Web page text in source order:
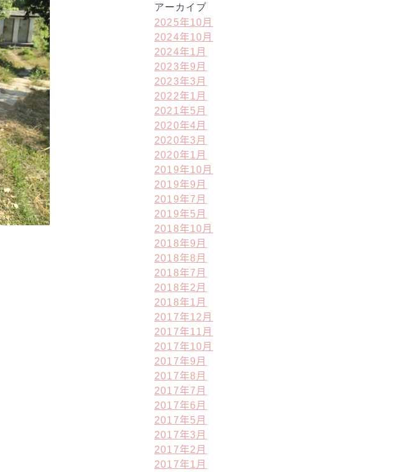
アーカイブ
2025年10月
2024年10月
2024年1月
2023年9月
2023年3月
2022年1月
2021年5月
2020年4月
2020年3月
2020年1月
2019年10月
2019年9月
2019年7月
2019年5月
2018年10月
2018年9月
2018年8月
2018年7月
2018年2月
2018年1月
2017年12月
2017年11月
2017年10月
2017年9月
2017年8月
2017年7月
2017年6月
2017年5月
2017年3月
2017年2月
2017年1月